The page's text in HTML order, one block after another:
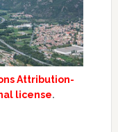
Attribution-
license.